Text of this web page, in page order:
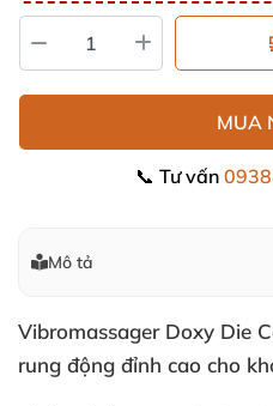
MUA
📞 Tư vấn
Mô tả
Vibromassager Doxy Die
rung động đỉnh cao cho